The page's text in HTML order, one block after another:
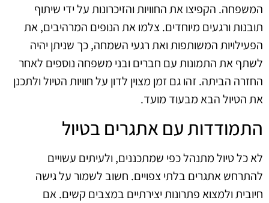
המשפחה. הקפיצו את החוויות והזיכרונות על ידי שיתוף
תובנות ורגעים מיוחדים. צלמו את הנופים המרהיבים, את
הפעילויות המשותפות ואת רגעי השמחה, כך שניתן יהיה
לשתף את התמונות עם חברים ובני משפחה נוספים לאחר
החזרה הביתה. זהו גם זמן מצוין לדון על חוויות הטיול ולתכנן
את הטיול הבא מבעוד מועד.
התמודדות עם אתגרים בטיול
לא כל טיול מתנהל כפי שמתכננים, ולעיתים עשויים
להתרחש אתגרים בלתי צפויים. חשוב לשמור על גישה
חיובית ולמצוא פתרונות יצירתיים במצבים קשים. אם